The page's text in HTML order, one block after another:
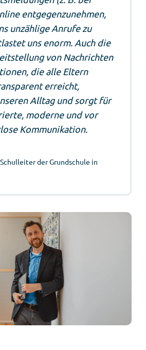
entgegenzunehmen,
unzählige Anrufe zu
uns enorm. Auch die
von Nachrichten
die alle Eltern
erreicht,
Alltag und sorgt für
moderne und vor
Kommunikation.
der Grundschule in